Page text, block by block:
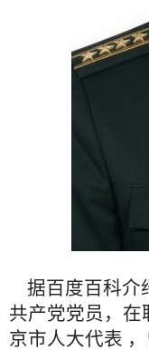
据百度百科介
共产党党员，在
京市人大代表